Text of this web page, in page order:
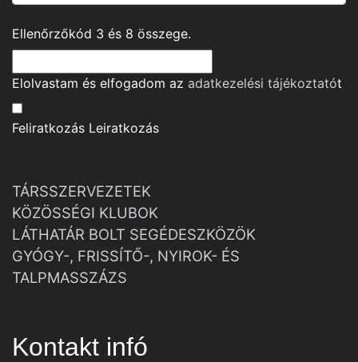
Ellenőrzőkód 3 és 8 összege.
Elolvastam és elfogadom az adatkezelési tájékoztatót
Feliratkozás Leiratkozás
TÁRSSZERVEZETEK
KÖZÖSSÉGI KLUBOK
LÁTHATÁR BOLT SEGÉDESZKÖZÖK
GYÓGY-, FRISSÍTŐ-, NYIROK- ÉS
TALPMASSZÁZS
Kontakt infó